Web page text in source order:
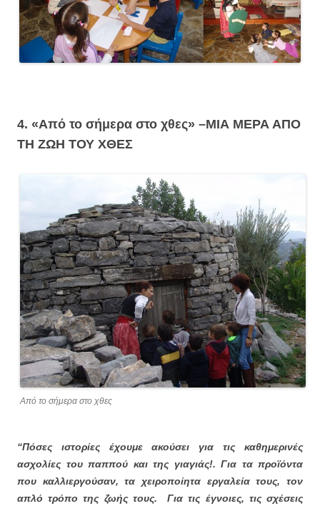
4. «Από το σήμερα στο χθες» –ΜΙΑ ΜΕΡΑ ΑΠΟ
ΤΗ ΖΩΗ ΤΟΥ ΧΘΕΣ
Από το σήμερα στο χθες
“Πόσες ιστορίες έχουμε ακούσει για τις καθημερινές
ασχολίες του παππού και της γιαγιάς!. Για τα προϊόντα
που καλλιεργούσαν, τα χειροποίητα εργαλεία τους, τον
απλό τρόπο της ζωής τους. Για τις έγνοιες, τις σχέσεις